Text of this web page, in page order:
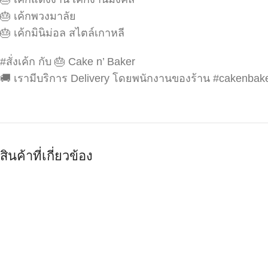
🎂 เค้กพวงมาลัย
🎂 เค้กมินิม่อล สไตล์เกาหลี
#สั่งเค้ก กับ 🎂 Cake n’ Baker
🚚 เรามีบริการ Delivery โดยพนักงานของร้าน
สินค้าที่เกี่ยวข้อง